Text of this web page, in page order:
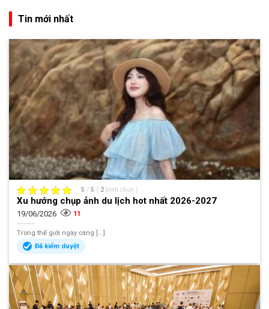
Tin mới nhất
5 / 5 ( 2 bình chọn )
Xu hướng chụp ảnh du lịch hot nhất 2026-2027
19/06/2026 11
Trong thế giới ngày càng [...]
Đã kiểm duyệt